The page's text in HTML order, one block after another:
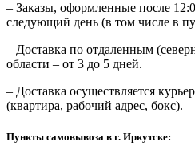
– Заказы, оформленные после
следующий день (в том числе в
– Доставка по отдаленным
области – от 3 до 5 дней.
– Доставка осуществляется
(квартира, рабочий адрес, бокс).
Пункты самовывоза в г. Иркутске: